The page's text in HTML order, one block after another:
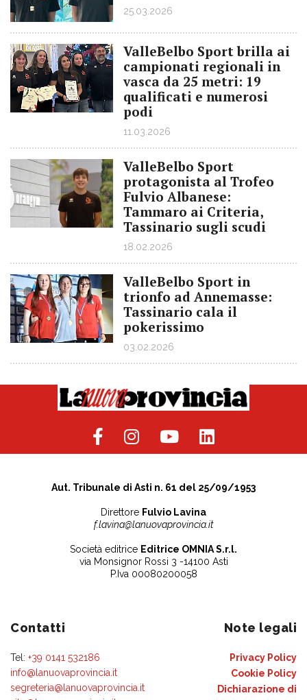
25.03.2026
ValleBelbo Sport brilla ai
campionati regionali in
vasca da 25 metri: 19
qualificati e numerosi
podi
11.03.2026
ValleBelbo Sport
protagonista al Trofeo
Fulvio Albanese:
Tammaro ai Criteria,
Tassinario sugli scudi
18.02.2026
ValleBelbo Sport in
trionfo ad Annemasse:
Tassinario cala il
pokerissimo
03.02.2026
Aut. Tribunale di Asti n. 61 del 25/09/1953
Direttore Fulvio Lavina
f.lavina@lanuovaprovincia.it
Società editrice Editrice OMNIA S.r.l.
via Monsignor Rossi 3 -14100 Asti
P.Iva 00080200058
Contatti
Tel: +39 0141 532186
info@lanuovaprovincia.it
segreteria@lanuovaprovincia.it
Note legali
Privacy Policy
Cookie Policy
Dichiarazione di